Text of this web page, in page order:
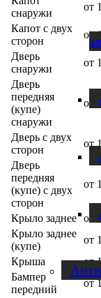
снаружи
от
Капот с двух
сторон
от
Дверь
снаружи
от
Дверь
передняя
(купе)
снаружи
от
Дверь с двух
сторон
от
Дверь
передняя
(купе) с двух
сторон
от
Крыло заднее от
Крыло заднее
(купе)
от
Крыша
от
Бампер
передний
от